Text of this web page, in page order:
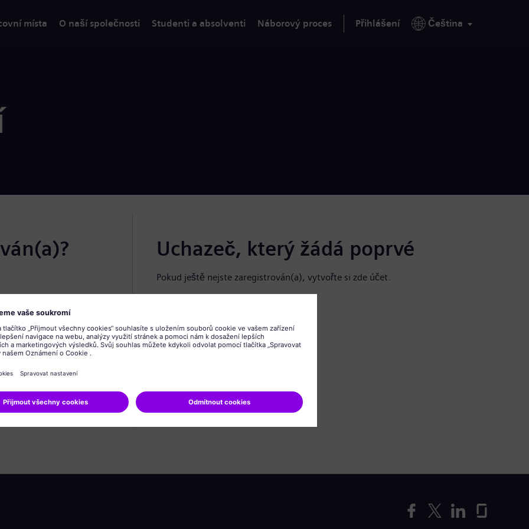
místa O naší společnosti Studenti a absolventi Náborový proces Přihlášení Čeština
Uchazeč, který žádá poprvé
Pokud ještě nejste zaregistrován(a), vytvořte si zde účet.